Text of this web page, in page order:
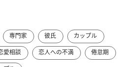
専門家 彼氏
カップル
愛相談 恋人への不満
倦怠期